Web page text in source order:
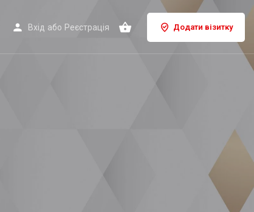
Вхід або Реєстрація Додати візитку